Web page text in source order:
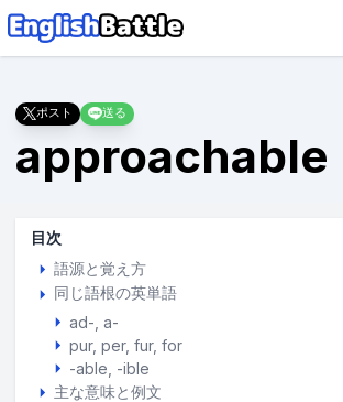
ポスト 送る
approachable
目次
語源と覚え方
同じ語根の英単語
ad-, a-
pur per fur for
-able -ible
主な意味と例文